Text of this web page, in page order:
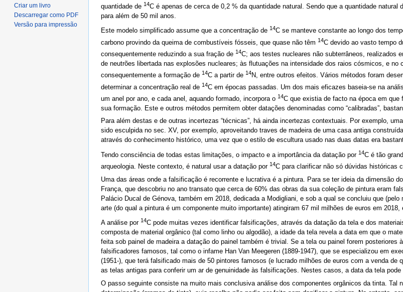
quantidade de 14C é apenas de cerca de 0,2 % da quantidade natural. Sendo que a quantidade natural
para além de 50 mil anos.
Este modelo simplificado assume que a concentração de 14C se manteve constante ao longo dos
carbono provindo da queima de combustíveis fósseis, que quase não têm 14C devido ao vasto tempo
consequentemente reduzindo a sua fração de 14C; aos testes nucleares não subterrâneos, realizados
de neutrões libertada nas explosões nucleares; às flutuações na intensidade dos raios cósmicos, e
consequentemente a formação de 14C a partir de 14N, entre outros efeitos. Vários métodos foram
determinar a concentração real de 14C em épocas passadas. Um dos mais eficazes baseia-se na
um anel por ano, e cada anel, aquando formado, incorpora o 14C que existia de facto na época em
sua formação. Este e outros métodos permitem obter datações denominadas como “calibradas”,
Para além destas e de outras incertezas “técnicas”, há ainda incertezas contextuais. Por exemplo,
sido esculpida no sec. XV, por exemplo, aproveitando traves de madeira de uma casa antiga
através do conhecimento histórico, uma vez que o estilo de escultura usado nas duas datas era
Tendo consciência de todas estas limitações, o impacto e a importância da datação por 14C é tão
arqueologia. Neste contexto, é natural usar a datação por 14C para clarificar não só dúvidas históricas
Uma das áreas onde a falsificação é recorrente e lucrativa é a pintura. Para se ter ideia da dimensão
França, que descobriu no ano transato que cerca de 60% das obras da sua coleção de pintura eram
Palácio Ducal de Génova, também em 2018, dedicada a Modigliani, e sob a qual se concluiu que
arte (do qual a pintura é um componente muito importante) atingiram 67 mil milhões de euros em 2018,
A análise por 14C pode muitas vezes identificar falsificações, através da datação da tela e dos
composta de material orgânico (tal como linho ou algodão), a idade da tela revela a data em que o
feita sob painel de madeira a datação do painel também é trivial. Se a tela ou painel forem
falsificadores famosos, tal como o infame Han Van Meegeren (1889-1947), que se especializou em
(1951-), que terá falsificado mais de 50 pintores famosos (e lucrado milhões de euros com a venda
as telas antigas para conferir um ar de genuinidade às falsificações. Nestes casos, a data da tela
O passo seguinte consiste na muito mais conclusiva análise dos componentes orgânicos da tinta.
Criar um livro
Descarregar como PDF
Versão para impressão